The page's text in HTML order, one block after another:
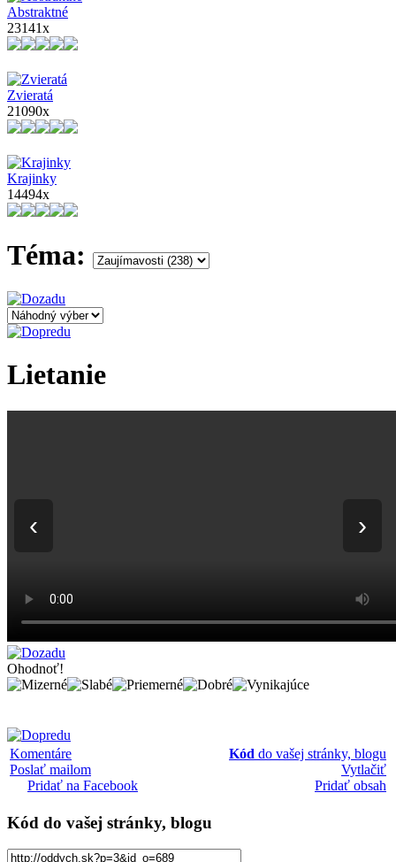
Abstraktné
23141x
Zvieratá
21090x
Krajinky
14494x
Téma:
Lietanie
‹ ›
Ohodnoť!
Komentáre
Poslať mailom
Pridať na Facebook
Kód do vašej stránky, blogu
Vytlačiť
Pridať obsah
Kód do vašej stránky, blogu